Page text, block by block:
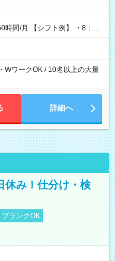
】 ・8：00
WワークOK / 10名以上の大量
詳細へ
休み！仕分け・検
ブランクOK